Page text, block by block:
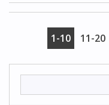
1-10 11-20